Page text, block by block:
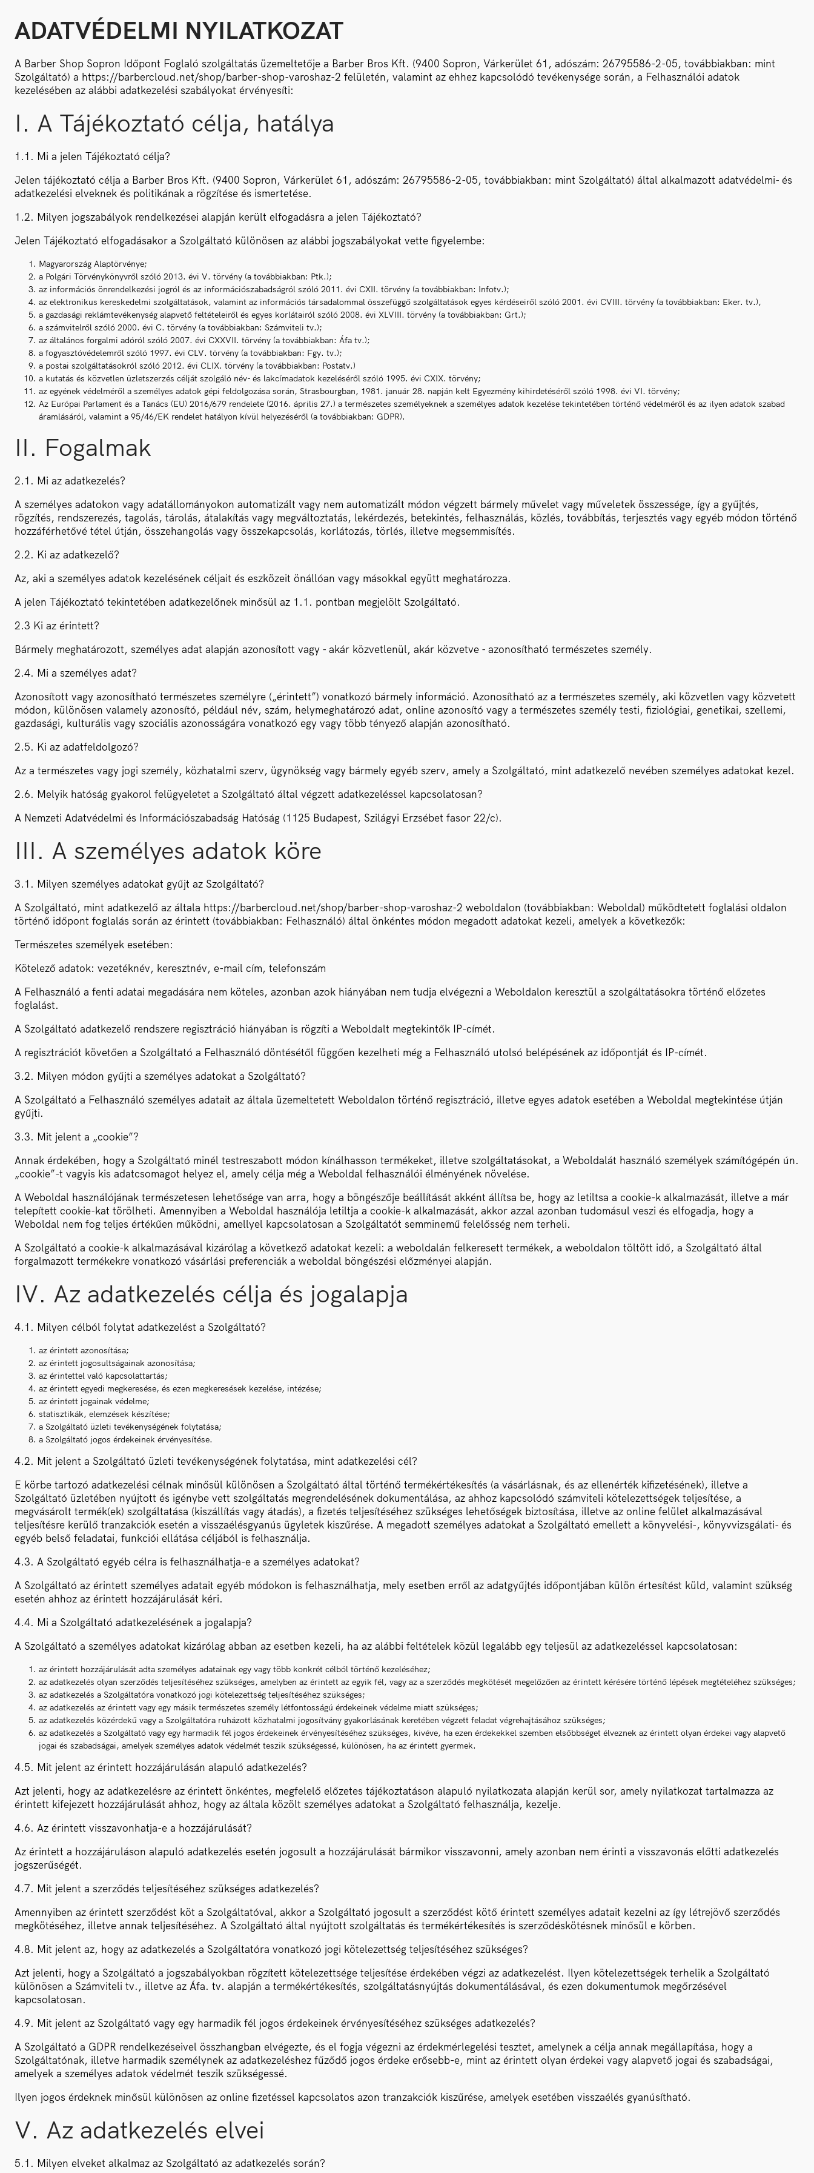
ADATVÉDELMI NYILATKOZAT
A Barber Shop Sopron Időpont Foglaló szolgáltatás üzemeltetője a Barber Bros Kft. (9400 Sopron, Várkerület 61, adószám: 26795586-2-05, továbbiakban: mint
Szolgáltató) a https://barbercloud.net/shop/barber-shop-varoshaz-2 felületén, valamint az ehhez kapcsolódó tevékenysége során, a Felhasználói adatok
kezelésében az alábbi adatkezelési szabályokat érvényesíti:
I. A Tájékoztató célja, hatálya
1.1. Mi a jelen Tájékoztató célja?
Jelen tájékoztató célja a Barber Bros Kft. (9400 Sopron, Várkerület 61, adószám: 26795586-2-05, továbbiakban: mint Szolgáltató) által alkalmazott adatvédelmi- és
adatkezelési elveknek és politikának a rögzítése és ismertetése.
1.2. Milyen jogszabályok rendelkezései alapján került elfogadásra a jelen Tájékoztató?
Jelen Tájékoztató elfogadásakor a Szolgáltató különösen az alábbi jogszabályokat vette figyelembe:
Magyarország Alaptörvénye;
a Polgári Törvénykönyvről szóló 2013. évi V. törvény (a továbbiakban: Ptk.);
az információs önrendelkezési jogról és az információszabadságról szóló 2011. évi CXII. törvény (a továbbiakban: Infotv.);
az elektronikus kereskedelmi szolgáltatások, valamint az információs társadalommal összefüggő szolgáltatások egyes kérdéseiről szóló 2001. évi CVIII. törvény (a továbbiakban: Eker. tv.),
a gazdasági reklámtevékenység alapvető feltételeiről és egyes korlátairól szóló 2008. évi XLVIII. törvény (a továbbiakban: Grt.);
a számvitelről szóló 2000. évi C. törvény (a továbbiakban: Számviteli tv.);
az általános forgalmi adóról szóló 2007. évi CXXVII. törvény (a továbbiakban: Áfa tv.);
a fogyasztóvédelemről szóló 1997. évi CLV. törvény (a továbbiakban: Fgy. tv.);
a postai szolgáltatásokról szóló 2012. évi CLIX. törvény (a továbbiakban: Postatv.)
a kutatás és közvetlen üzletszerzés célját szolgáló név- és lakcímadatok kezeléséről szóló 1995. évi CXIX. törvény;
az egyének védelméről a személyes adatok gépi feldolgozása során, Strasbourgban, 1981. január 28. napján kelt Egyezmény kihirdetéséről szóló 1998. évi VI. törvény;
Az Európai Parlament és a Tanács (EU) 2016/679 rendelete (2016. április 27.) a természetes személyeknek a személyes adatok kezelése tekintetében történő védelméről és az ilyen adatok szabad
áramlásáról, valamint a 95/46/EK rendelet hatályon kívül helyezéséről (a továbbiakban: GDPR).
II. Fogalmak
2.1. Mi az adatkezelés?
A személyes adatokon vagy adatállományokon automatizált vagy nem automatizált módon végzett bármely művelet vagy műveletek összessége, így a gyűjtés,
rögzítés, rendszerezés, tagolás, tárolás, átalakítás vagy megváltoztatás, lekérdezés, betekintés, felhasználás, közlés, továbbítás, terjesztés vagy egyéb módon történő
hozzáférhetővé tétel útján, összehangolás vagy összekapcsolás, korlátozás, törlés, illetve megsemmisítés.
2.2. Ki az adatkezelő?
Az, aki a személyes adatok kezelésének céljait és eszközeit önállóan vagy másokkal együtt meghatározza.
A jelen Tájékoztató tekintetében adatkezelőnek minősül az 1.1. pontban megjelölt Szolgáltató.
2.3 Ki az érintett?
Bármely meghatározott, személyes adat alapján azonosított vagy - akár közvetlenül, akár közvetve - azonosítható természetes személy.
2.4. Mi a személyes adat?
Azonosított vagy azonosítható természetes személyre („érintett”) vonatkozó bármely információ. Azonosítható az a természetes személy, aki közvetlen vagy közvetett
módon, különösen valamely azonosító, például név, szám, helymeghatározó adat, online azonosító vagy a természetes személy testi, fiziológiai, genetikai, szellemi,
gazdasági, kulturális vagy szociális azonosságára vonatkozó egy vagy több tényező alapján azonosítható.
2.5. Ki az adatfeldolgozó?
Az a természetes vagy jogi személy, közhatalmi szerv, ügynökség vagy bármely egyéb szerv, amely a Szolgáltató, mint adatkezelő nevében személyes adatokat kezel.
2.6. Melyik hatóság gyakorol felügyeletet a Szolgáltató által végzett adatkezeléssel kapcsolatosan?
A Nemzeti Adatvédelmi és Információszabadság Hatóság (1125 Budapest, Szilágyi Erzsébet fasor 22/c).
III. A személyes adatok köre
3.1. Milyen személyes adatokat gyűjt az Szolgáltató?
A Szolgáltató, mint adatkezelő az általa https://barbercloud.net/shop/barber-shop-varoshaz-2 weboldalon (továbbiakban: Weboldal) működtetett foglalási oldalon
történő időpont foglalás során az érintett (továbbiakban: Felhasználó) által önkéntes módon megadott adatokat kezeli, amelyek a következők:
Természetes személyek esetében:
Kötelező adatok: vezetéknév, keresztnév, e-mail cím, telefonszám
A Felhasználó a fenti adatai megadására nem köteles, azonban azok hiányában nem tudja elvégezni a Weboldalon keresztül a szolgáltatásokra történő előzetes
foglalást.
A Szolgáltató adatkezelő rendszere regisztráció hiányában is rögzíti a Weboldalt megtekintők IP-címét.
A regisztrációt követően a Szolgáltató a Felhasználó döntésétől függően kezelheti még a Felhasználó utolsó belépésének az időpontját és IP-címét.
3.2. Milyen módon gyűjti a személyes adatokat a Szolgáltató?
A Szolgáltató a Felhasználó személyes adatait az általa üzemeltetett Weboldalon történő regisztráció, illetve egyes adatok esetében a Weboldal megtekintése útján
gyűjti.
3.3. Mit jelent a „cookie”?
Annak érdekében, hogy a Szolgáltató minél testreszabott módon kínálhasson termékeket, illetve szolgáltatásokat, a Weboldalát használó személyek számítógépén ún.
„cookie”-t vagyis kis adatcsomagot helyez el, amely célja még a Weboldal felhasználói élményének növelése.
A Weboldal használójának természetesen lehetősége van arra, hogy a böngészője beállítását akként állítsa be, hogy az letiltsa a cookie-k alkalmazását, illetve a már
telepített cookie-kat törölheti. Amennyiben a Weboldal használója letiltja a cookie-k alkalmazását, akkor azzal azonban tudomásul veszi és elfogadja, hogy a
Weboldal nem fog teljes értékűen működni, amellyel kapcsolatosan a Szolgáltatót semminemű felelősség nem terheli.
A Szolgáltató a cookie-k alkalmazásával kizárólag a következő adatokat kezeli: a weboldalán felkeresett termékek, a weboldalon töltött idő, a Szolgáltató által
forgalmazott termékekre vonatkozó vásárlási preferenciák a weboldal böngészési előzményei alapján.
IV. Az adatkezelés célja és jogalapja
4.1. Milyen célból folytat adatkezelést a Szolgáltató?
az érintett azonosítása;
az érintett jogosultságainak azonosítása;
az érintettel való kapcsolattartás;
az érintett egyedi megkeresése, és ezen megkeresések kezelése, intézése;
az érintett jogainak védelme;
statisztikák, elemzések készítése;
a Szolgáltató üzleti tevékenységének folytatása;
a Szolgáltató jogos érdekeinek érvényesítése.
4.2. Mit jelent a Szolgáltató üzleti tevékenységének folytatása, mint adatkezelési cél?
E körbe tartozó adatkezelési célnak minősül különösen a Szolgáltató által történő termékértékesítés (a vásárlásnak, és az ellenérték kifizetésének), illetve a
Szolgáltató üzletében nyújtott és igénybe vett szolgáltatás megrendelésének dokumentálása, az ahhoz kapcsolódó számviteli kötelezettségek teljesítése, a
megvásárolt termék(ek) szolgáltatása (kiszállítás vagy átadás), a fizetés teljesítéséhez szükséges lehetőségek biztosítása, illetve az online felület alkalmazásával
teljesítésre kerülő tranzakciók esetén a visszaélésgyanús ügyletek kiszűrése. A megadott személyes adatokat a Szolgáltató emellett a könyvelési-, könyvvizsgálati- és
egyéb belső feladatai, funkciói ellátása céljából is felhasználja.
4.3. A Szolgáltató egyéb célra is felhasználhatja-e a személyes adatokat?
A Szolgáltató az érintett személyes adatait egyéb módokon is felhasználhatja, mely esetben erről az adatgyűjtés időpontjában külön értesítést küld, valamint szükség
esetén ahhoz az érintett hozzájárulását kéri.
4.4. Mi a Szolgáltató adatkezelésének a jogalapja?
A Szolgáltató a személyes adatokat kizárólag abban az esetben kezeli, ha az alábbi feltételek közül legalább egy teljesül az adatkezeléssel kapcsolatosan:
az érintett hozzájárulását adta személyes adatainak egy vagy több konkrét célból történő kezeléséhez;
az adatkezelés olyan szerződés teljesítéséhez szükséges, amelyben az érintett az egyik fél, vagy az a szerződés megkötését megelőzően az érintett kérésére történő lépések megtételéhez szükséges;
az adatkezelés a Szolgáltatóra vonatkozó jogi kötelezettség teljesítéséhez szükséges;
az adatkezelés az érintett vagy egy másik természetes személy létfontosságú érdekeinek védelme miatt szükséges;
az adatkezelés közérdekű vagy a Szolgáltatóra ruházott közhatalmi jogosítvány gyakorlásának keretében végzett feladat végrehajtásához szükséges;
az adatkezelés a Szolgáltató vagy egy harmadik fél jogos érdekeinek érvényesítéséhez szükséges, kivéve, ha ezen érdekekkel szemben elsőbbséget élveznek az érintett olyan érdekei vagy alapvető
jogai és szabadságai, amelyek személyes adatok védelmét teszik szükségessé, különösen, ha az érintett gyermek.
4.5. Mit jelent az érintett hozzájárulásán alapuló adatkezelés?
Azt jelenti, hogy az adatkezelésre az érintett önkéntes, megfelelő előzetes tájékoztatáson alapuló nyilatkozata alapján kerül sor, amely nyilatkozat tartalmazza az
érintett kifejezett hozzájárulását ahhoz, hogy az általa közölt személyes adatokat a Szolgáltató felhasználja, kezelje.
4.6. Az érintett visszavonhatja-e a hozzájárulását?
Az érintett a hozzájáruláson alapuló adatkezelés esetén jogosult a hozzájárulását bármikor visszavonni, amely azonban nem érinti a visszavonás előtti adatkezelés
jogszerűségét.
4.7. Mit jelent a szerződés teljesítéséhez szükséges adatkezelés?
Amennyiben az érintett szerződést köt a Szolgáltatóval, akkor a Szolgáltató jogosult a szerződést kötő érintett személyes adatait kezelni az így létrejövő szerződés
megkötéséhez, illetve annak teljesítéséhez. A Szolgáltató által nyújtott szolgáltatás és termékértékesítés is szerződéskötésnek minősül e körben.
4.8. Mit jelent az, hogy az adatkezelés a Szolgáltatóra vonatkozó jogi kötelezettség teljesítéséhez szükséges?
Azt jelenti, hogy a Szolgáltató a jogszabályokban rögzített kötelezettsége teljesítése érdekében végzi az adatkezelést. Ilyen kötelezettségek terhelik a Szolgáltató
különösen a Számviteli tv., illetve az Áfa. tv. alapján a termékértékesítés, szolgáltatásnyújtás dokumentálásával, és ezen dokumentumok megőrzésével
kapcsolatosan.
4.9. Mit jelent az Szolgáltató vagy egy harmadik fél jogos érdekeinek érvényesítéséhez szükséges adatkezelés?
A Szolgáltató a GDPR rendelkezéseivel összhangban elvégezte, és el fogja végezni az érdekmérlegelési tesztet, amelynek a célja annak megállapítása, hogy a
Szolgáltatónak, illetve harmadik személynek az adatkezeléshez fűződő jogos érdeke erősebb-e, mint az érintett olyan érdekei vagy alapvető jogai és szabadságai,
amelyek a személyes adatok védelmét teszik szükségessé.
Ilyen jogos érdeknek minősül különösen az online fizetéssel kapcsolatos azon tranzakciók kiszűrése, amelyek esetében visszaélés gyanúsítható.
V. Az adatkezelés elvei
5.1. Milyen elveket alkalmaz az Szolgáltató az adatkezelés során?